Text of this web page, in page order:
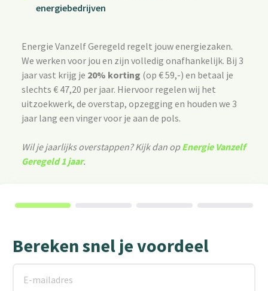
energiebedrijven
Energie Vanzelf Geregeld regelt jouw energiezaken.
We werken voor jou en zijn volledig onafhankelijk. Bij 3
jaar vast krijg je 20% korting (op € 59,-) en betaal je
slechts € 47,20 per jaar. Hiervoor regelen wij het
uitzoekwerk, de overstap, opzegging en houden we 3
jaar lang een vinger voor je aan de pols.
Wil je jaarlijks overstappen? Kijk dan opEnergie Vanzelf
Geregeld 1 jaar.
Bereken snel je voordeel